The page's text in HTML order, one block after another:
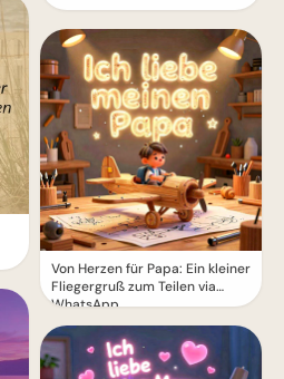
Von Herzen für Papa: Ein kleiner
Fliegergruß zum Teilen via
WhatsApp